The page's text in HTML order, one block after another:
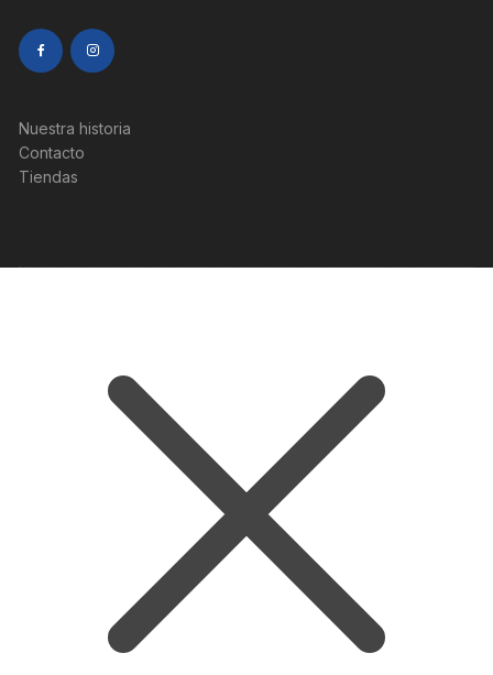
Nuestra historia
Contacto
Tiendas